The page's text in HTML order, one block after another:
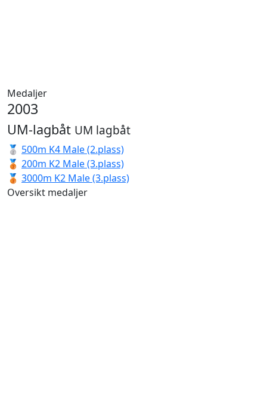
Medaljer
2003
UM-lagbåt UM lagbåt
🥈 500m K4 Male (2.plass)
🥉 200m K2 Male (3.plass)
🥉 3000m K2 Male (3.plass)
Oversikt medaljer